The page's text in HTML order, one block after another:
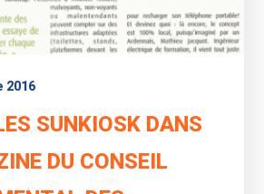
2016
SUNKIOSK DANS
DU CONSEIL